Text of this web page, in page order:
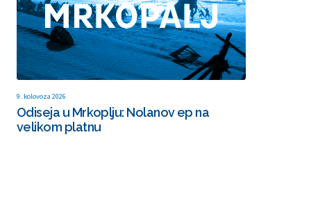
9. kolovoza 2026
Odiseja u Mrkoplju: Nolanov ep na
velikom platnu